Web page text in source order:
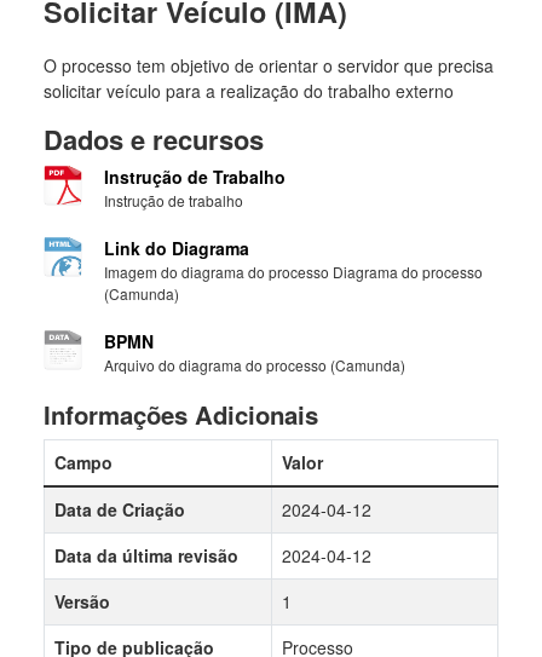
Solicitar Veículo (IMA)
O processo tem objetivo de orientar o servidor que precisa
solicitar veículo para a realização do trabalho externo
Dados e recursos
Instrução de Trabalho
Instrução de trabalho
Link do Diagrama
Imagem do diagrama do processo Diagrama do processo
(Camunda)
BPMN
Arquivo do diagrama do processo (Camunda)
Informações Adicionais
Campo
Valor
Data de Criação
2024-04-12
Data da última revisão
2024-04-12
Versão
1
Tipo de publicação
Processo